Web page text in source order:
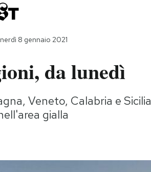
8 gennaio 2021
da lunedì
Veneto, Calabria e Sicilia
gialla